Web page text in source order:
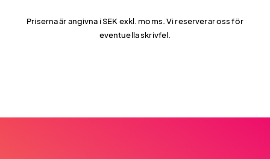
Priserna är angivna i SEK exkl. moms. Vi reserverar oss för
eventuella skrivfel.